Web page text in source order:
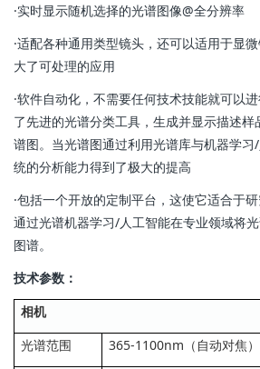
·实时显示随机选择的光谱图像@全分辨率
·适配各种通用类型镜头，还可以适用于显
大了可处理的应用
·软件自动化，不需要任何技术技能就可以
了先进的光谱分类工具，生成并显示描述
谱图。当光谱图通过利用光谱库与机器学
统的分析能力得到了极大的提高
·包括一个开放的定制平台，这使它适合于
通过光谱机器学习/人工智能在专业领域将
图谱。
技术参数：
相机
光谱范围
365-1100nm（自动对焦）